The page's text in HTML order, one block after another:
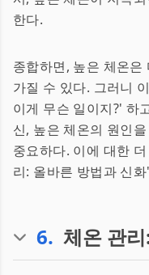
한다.
종합하면, 높은 체온
가질 수 있다. 그러니
이게 무슨 일이지?' 하
신, 높은 체온의 원인
중요하다. 이에 대한
리: 올바른 방법과 신
6. 체온 관